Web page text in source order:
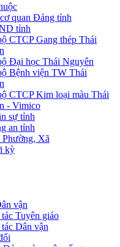
quan Đảng tỉnh
tỉnh
CTCP Gang thép Thái
Đại học Thái Nguyên
Bệnh viện TW Thái
CTCP Kim loại màu Thái
- Vimico
sự tỉnh
an tỉnh
Xã
kỳ
vận
Tuyên giáo
Dân vận